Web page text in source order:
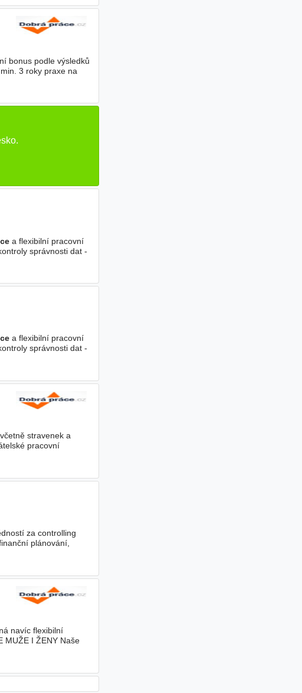
bonus podle výsledků
3 roky praxe na
a flexibilní pracovní
správnosti dat -
a flexibilní pracovní
správnosti dat -
stravenek a
pracovní
za controlling
plánování,
navíc flexibilní
MUŽE I ŽENY Naše